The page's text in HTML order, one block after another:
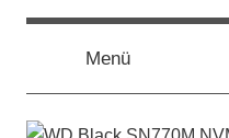
Zumssd-
ratgeber.de
SSD
Kaufberatung:
Empfehlung,
Menü